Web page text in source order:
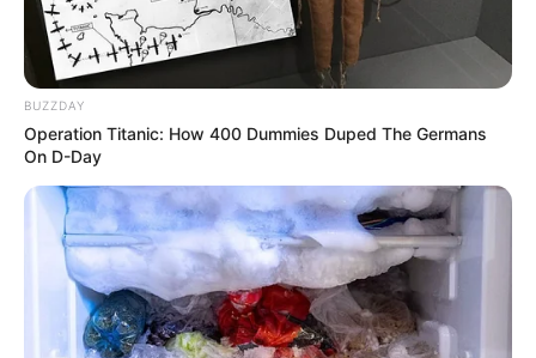
Langka Banget! 10 Pose Lucu
Katak yang Bikin Ketawa
Gemes
BUZZDAY
Operation Titanic: How 400 Dummies Duped The Germans
On D-Day